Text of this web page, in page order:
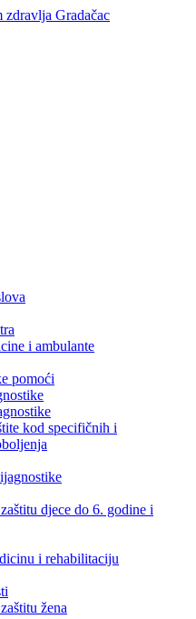
i ambulante
pomoći
kod specifičnih i
djece do 6. godine i
i rehabilitaciju
žena